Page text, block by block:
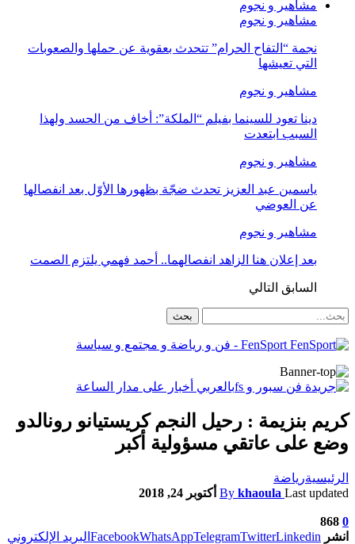
مشاهير و نجوم
مشاهير و نجوم
نجمة “التفاح الحرام” تتحدث بعقوية عن حملها والصعوبات
التي تعيشها
مشاهير و نجوم
دينا تعود للسينما بفيلم “الملكة”: أخاف من الحسد ولهذا
السبب ابتعدت
مشاهير و نجوم
ياسمين عبد العزيز تحدث ضجّة بظهورها الأوّل بعد انفصالها
عن العوضي
مشاهير و نجوم
بعد إعلان هنا الزاهد انفصالهما.. أحمد فهمي يلتزم الصمت
السابق التالي
FenSport - فن و رياضة و مجتمع و سياسة
كريم بنزيمة : رحيل النجم كريستيانو رونالدو
وضع على عاتقي مسؤولية أكبر
الرئيسيةرياضة
By khaoula Last updated أكتوبر 24, 2018
0
868
انشر
FacebookWhatsAppTelegramTwitterLinkedin البريد الإلكتروني